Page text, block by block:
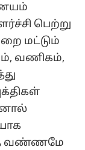
பெற்று
மட்டும்
வணிகம்,
வண்ணமே